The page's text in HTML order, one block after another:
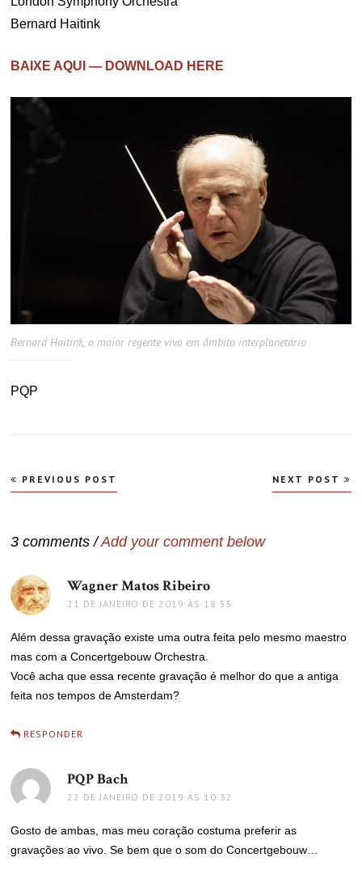
Bernard Haitink
BAIXE AQUI — DOWNLOAD HERE
Bernard Haitink, o maior regente vivo em âmbito interplanetário
PQP
Navegação
de
PREVIOUS POST NEXT POST
3 comments /Add your comment below
Wagner Matos Ribeiro
21 DE JANEIRO DE 2019 ÀS 18:55
Além dessa gravação existe uma outra feita pelo mesmo maestro
mas com a Concertgebouw Orchestra.
Você acha que essa recente gravação é melhor do que a antiga
feita nos tempos de Amsterdam?
RESPONDER
PQP Bachdisse:
22 DE JANEIRO DE 2019 ÀS 10:32
Gosto de ambas, mas meu coração costuma preferir as
gravações ao vivo. Se bem que o som do Concertgebouw…